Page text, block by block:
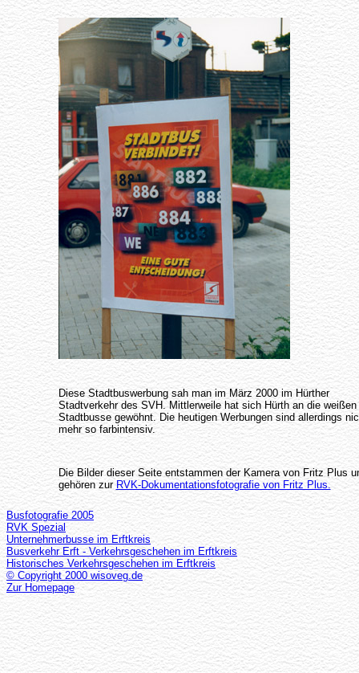
Diese Stadtbuswerbung sah man im März 2000 im Hürther
Stadtverkehr des SVH. Mittlerweile hat sich Hürth an die weißen
Stadtbusse gewöhnt. Die heutigen Werbungen sind allerdings
mehr so farbintensiv.
Die Bilder dieser Seite entstammen der Kamera von Fritz Plus
gehören zur RVK-Dokumentationsfotografie von Fritz Plus.
Busfotografie 2005
RVK Spezial
Unternehmerbusse im Erftkreis
Busverkehr Erft - Verkehrsgeschehen im Erftkreis
Historisches Verkehrsgeschehen im Erftkreis
© Copyright 2000 wisoveg.de
Zur Homepage